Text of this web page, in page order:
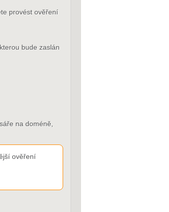
provést ověření
bude zaslán
na doméně,
ověření